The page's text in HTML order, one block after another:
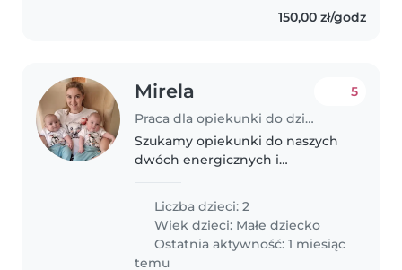
150,00 zł/godz
Mirela
Praca dla opiekunki do dziecka w Opole
5
Szukamy opiekunki do naszych
dwóch energicznych i
bliźniaków . Nasze dzieci są
bardzo czułe i potrzebują opieki,
która spełni ich potrzeby.
Gotowanie mile..
Liczba dzieci: 2
Wiek dzieci: Małe dziecko
Ostatnia aktywność: 1 miesiąc
temu